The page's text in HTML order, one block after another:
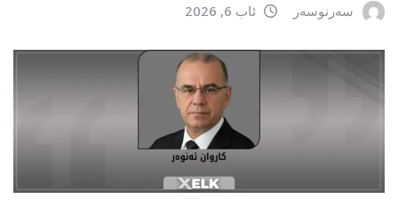
سەرنوسەر ئاب 6, 2026